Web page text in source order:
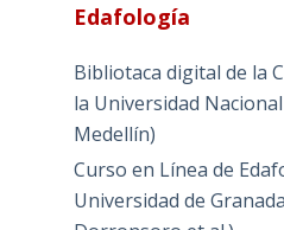
Edafología
Bibliotaca digital de la
la Universidad
Medellín)
Curso en Línea de
Universidad de